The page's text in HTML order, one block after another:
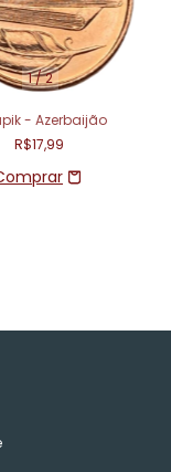
1/2
- Azerbaijão
R$17,99